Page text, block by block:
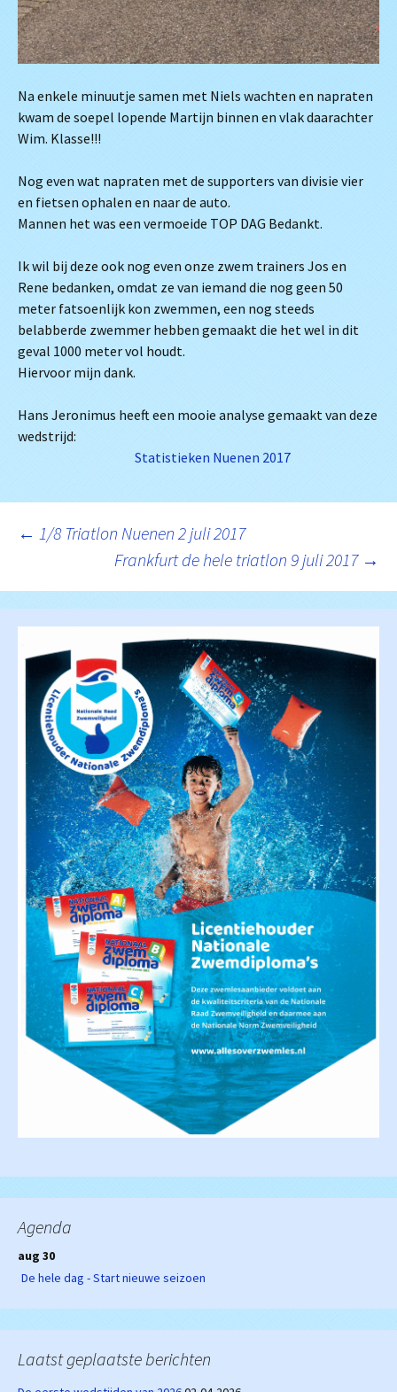
Na enkele minuutje samen met Niels wachten en napraten
kwam de soepel lopende Martijn binnen en vlak daarachter
Wim. Klasse!!!
Nog even wat napraten met de supporters van divisie vier
en fietsen ophalen en naar de auto.
Mannen het was een vermoeide TOP DAG Bedankt.
Ik wil bij deze ook nog even onze zwem trainers Jos en
Rene bedanken, omdat ze van iemand die nog geen 50
meter fatsoenlijk kon zwemmen, een nog steeds
belabberde zwemmer hebben gemaakt die het wel in dit
geval 1000 meter vol houdt.
Hiervoor mijn dank.
Hans Jeronimus heeft een mooie analyse gemaakt van deze
wedstrijd:
Statistieken Nuenen 2017
Berichtnavigatie
← 1/8 Triatlon Nuenen 2 juli 2017
Frankfurt de hele triatlon 9 juli 2017 →
Agenda
aug 30
De hele dag - Start nieuwe seizoen
Laatst geplaatste berichten